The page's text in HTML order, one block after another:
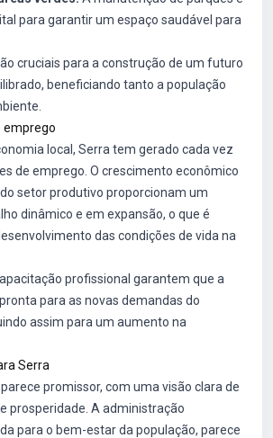
para garantir um espaço saudável para
cruciais para a construção de um futuro
beneficiando tanto a população
emprego
local, Serra tem gerado cada vez
de emprego. O crescimento econômico
setor produtivo proporcionam um
dinâmico e em expansão, o que é
das condições de vida na
profissional garantem que a
para as novas demandas do
assim para um aumento na
Serra
promissor, com uma visão clara de
prosperidade. A administração
para o bem-estar da população, parece